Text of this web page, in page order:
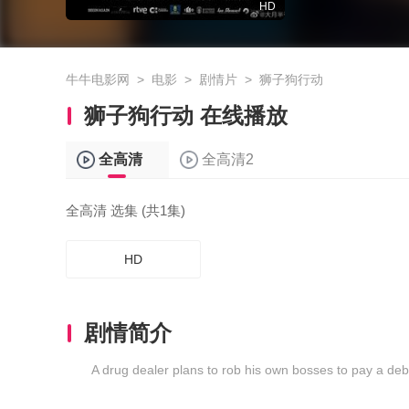
HD
牛牛电影网 > 电影 > 剧情片 > 狮子狗行动
狮子狗行动 在线播放
全高清 全高清2
全高清 选集 (共1集)
HD
剧情简介
A drug dealer plans to rob his own bosses to pay a